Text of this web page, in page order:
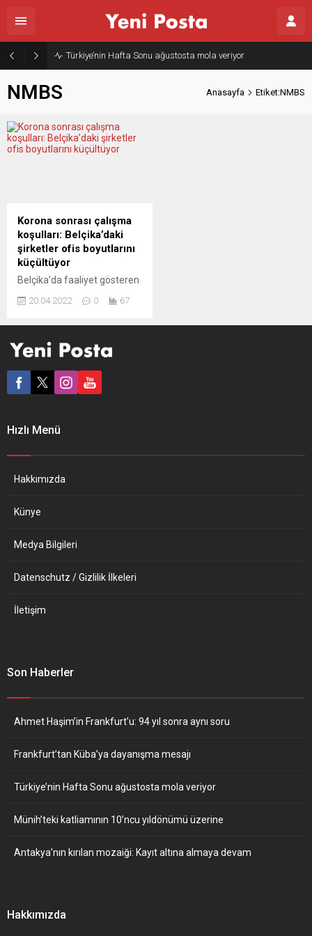
Türkiye’nin Hafta Sonu ağustosta mola veriyor
NMBS Anasayfa Etiket:NMBS
Korona sonrası çalışma
koşulları: Belçika’daki
şirketler ofis boyutlarını
küçültüyor
Belçika’da faaliyet gösteren
19 sonrasında evden
merkez ofislerinin
basında yer alan habere
göre, Belçika Demiryolları
çeşitli firmalar, Brüksel’deki
gidiyor. Salgın ve evden
20.04.2022 0 67
Hızlı Menü
Hakkımızda
Künye
Medya Bilgileri
Datenschutz / Gizlilik İlkeleri
İletişim
Son Haberler
Ahmet Haşim’in Frankfurt’u: 94 yıl sonra aynı soru
Frankfurt’tan Küba’ya dayanışma mesajı
Türkiye’nin Hafta Sonu ağustosta mola veriyor
Münih’teki katliamının 10’ncu yıldönümü üzerine
Antakya’nın kırılan mozaiği: Kayıt altına almaya devam
Hakkımızda